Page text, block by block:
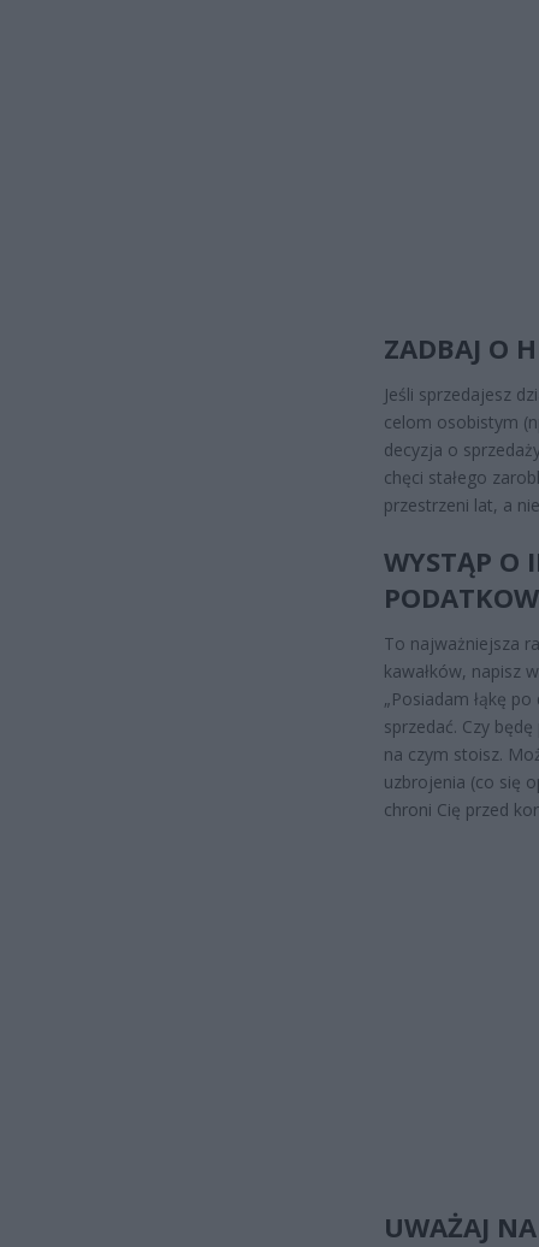
ZADBAJ O
Jeśli sprzedajesz
celom osobistym
decyzja o
chęci stałego
przestrzeni lat, a
WYSTĄP O
To najważniejsza
kawałków, napisz
„Posiadam łąkę
sprzedać. Czy
na czym stoisz.
uzbrojenia (co się
chroni Cię przed
UWAŻAJ